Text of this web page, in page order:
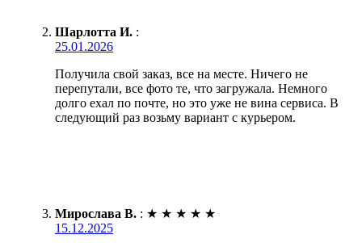
Шарлотта И. :
25.01.2026
Получила свой заказ, все на месте. Ничего не
перепутали, все фото те, что загружала. Немного
долго ехал по почте, но это уже не вина сервиса. В
следующий раз возьму вариант с курьером.
Мирослава В. : ★ ★ ★ ★ ★
15.12.2025